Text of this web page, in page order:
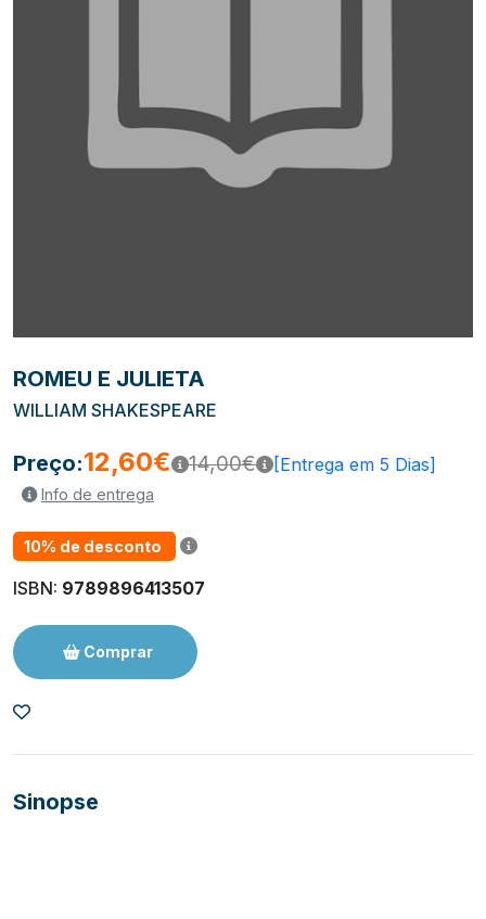
ROMEU E JULIETA
WILLIAM SHAKESPEARE
Preço:12,60€ 14,00€ [Entrega em 5 Dias]
Info de entrega
10% de desconto
ISBN: 9789896413507
Comprar
Sinopse